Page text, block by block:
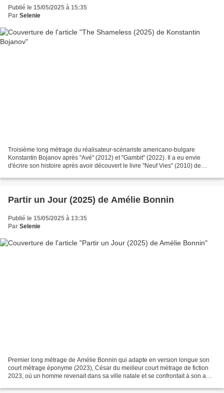
Publié le 15/05/2025 à 15:35
Par Selenie
Troisième long métrage du réalisateur-scénariste americano-bulgare
Konstantin Bojanov après "Avé" (2012) et "Gambit" (2022). Il a eu envie
d'écrire son histoire après avoir découvert le livre "Neuf Vies" (2010) de
Partir un Jour (2025) de Amélie Bonnin
Publié le 15/05/2025 à 13:35
Par Selenie
Premier long métrage de Amélie Bonnin qui adapte en version longue son
court métrage éponyme (2023), César du meilleur court métrage de fiction
2023, où un homme revenait dans sa ville natale et se confrontait à son amie